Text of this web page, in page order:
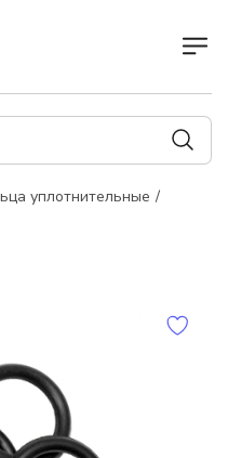
уплотнительные